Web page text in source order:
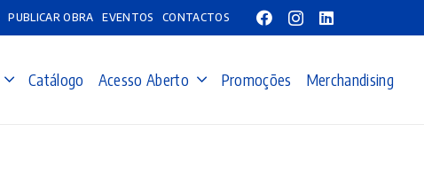
PUBLICAR OBRA EVENTOS CONTACTOS
Catálogo Acesso Aberto Promoções Merchandising